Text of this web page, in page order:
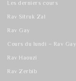
Les derniers cours
Rav Sitruk Zal
Rav Gay
Cours du lundi – Rav Gay
Rav Haouzi
Rav Zerbib